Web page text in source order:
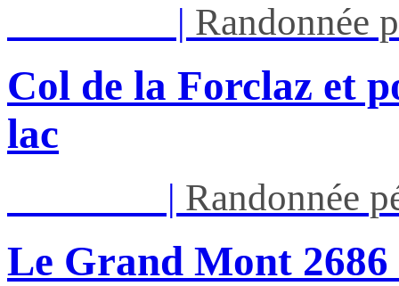
| Randonnée
Col de la Forclaz et
lac
| Randonnée
Le Grand Mont